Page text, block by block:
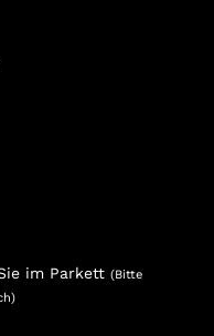
im Parkett (Bitte